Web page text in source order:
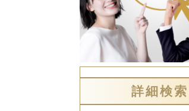
詳細検索